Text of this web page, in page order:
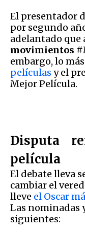
El presentador
por segundo
adelantado que
movimientos
embargo, lo
películas y el
Mejor Película.
Disputa
película
El debate lleva
cambiar el
lleve el Oscar
Las nominadas
siguientes: